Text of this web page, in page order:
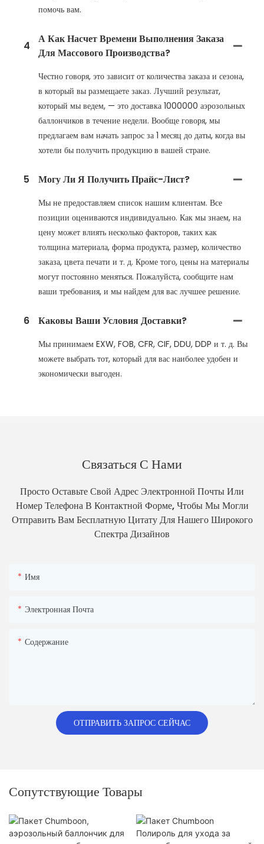
помочь вам.
4
А Как Насчет Времени Выполнения Заказа
Для Массового Производства?
Честно говоря, это зависит от количества заказа и сезона,
в который вы размещаете заказ. Лучший результат,
который мы ведем, — это доставка 1000000 аэрозольных
баллончиков в течение недели. Вообще говоря, мы
предлагаем вам начать запрос за 1 месяц до даты, когда вы
хотели бы получить продукцию в вашей стране.
5 Могу Ли Я Получить Прайс-Лист?
Мы не предоставляем список нашим клиентам. Все
позиции оцениваются индивидуально. Как мы знаем, на
цену может влиять несколько факторов, таких как
толщина материала, форма продукта, размер, количество
заказа, цвета печати и т. д. Кроме того, цены на материалы
могут постоянно меняться. Пожалуйста, сообщите нам
ваши требования, и мы найдем для вас лучшее решение.
6 Каковы Ваши Условия Доставки?
Мы принимаем EXW, FOB, CFR, CIF, DDU, DDP и т. д. Вы
можете выбрать тот, который для вас наиболее удобен и
экономически выгоден.
Связаться С Нами
Просто Оставьте Свой Адрес Электронной Почты Или
Номер Телефона В Контактной Форме, Чтобы Мы Могли
Отправить Вам Бесплатную Цитату Для Нашего Широкого
Спектра Дизайнов
Имя
Электронная Почта
Содержание
ОТПРАВИТЬ ЗАПРОС СЕЙЧАС
Сопутствующие Товары